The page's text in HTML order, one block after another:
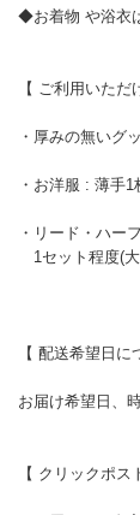
◆お着物 や浴衣
【 ご利用いただ
・厚みの無いグ
・お洋服 : 薄手1
・リード・ハー
1セット程度(
【 配送希望日に
お届け希望日、
【 クリックポス